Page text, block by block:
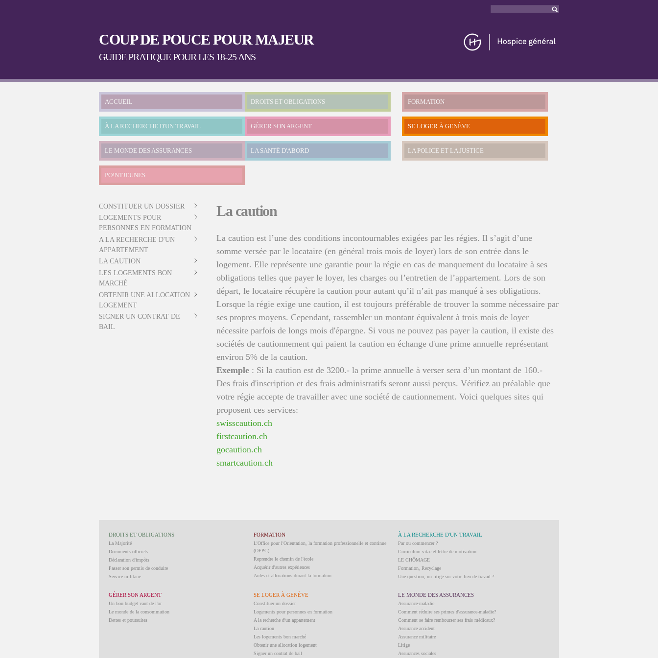
Formulaire
de recherche
Rechercher
COUP DE POUCE POUR MAJEUR
GUIDE PRATIQUE POUR LES 18-25 ANS
Menu principal
ACCUEIL DROITS ET OBLIGATIONS FORMATION
À LA RECHERCHE D'UN TRAVAIL GÉRER SON ARGENT SE LOGER À GENÈVE
LE MONDE DES ASSURANCES LA SANTÉ D'ABORD LA POLICE ET LA JUSTICE
PO!NTJEUNES
CONSTITUER UN DOSSIER
LOGEMENTS POUR
PERSONNES EN FORMATION
A LA RECHERCHE D'UN
APPARTEMENT
LA CAUTION
LES LOGEMENTS BON
MARCHÉ
OBTENIR UNE ALLOCATION
LOGEMENT
SIGNER UN CONTRAT DE
BAIL
La caution
La caution est l’une des conditions incontournables exigées par les régies. Il s’agit d’une
somme versée par le locataire (en général trois mois de loyer) lors de son entrée dans le
logement. Elle représente une garantie pour la régie en cas de manquement du locataire à ses
obligations telles que payer le loyer, les charges ou l’entretien de l’appartement. Lors de son
départ, le locataire récupère la caution pour autant qu’il n’ait pas manqué à ses obligations.
Lorsque la régie exige une caution, il est toujours préférable de trouver la somme nécessaire par
ses propres moyens. Cependant, rassembler un montant équivalent à trois mois de loyer
nécessite parfois de longs mois d'épargne. Si vous ne pouvez pas payer la caution, il existe des
sociétés de cautionnement qui paient la caution en échange d'une prime annuelle représentant
environ 5% de la caution.
Exemple : Si la caution est de 3200.- la prime annuelle à verser sera d’un montant de 160.-
Des frais d'inscription et des frais administratifs seront aussi perçus. Vérifiez au préalable que
votre régie accepte de travailler avec une société de cautionnement. Voici quelques sites qui
proposent ces services:
swisscaution.ch
firstcaution.ch
gocaution.ch
smartcaution.ch
DROITS ET OBLIGATIONS
La Majorité
Documents officiels
Déclaration d'impôts
Passer son permis de conduire
Service militaire
FORMATION
L'Office pour l'Orientation, la formation professionnelle et continue
(OFPC)
Reprendre le chemin de l'école
Acquérir d'autres expériences
Aides et allocations durant la formation
À LA RECHERCHE D'UN TRAVAIL
Par ou commencer ?
Curriculum vitae et lettre de motivation
LE CHÔMAGE
Formation, Recyclage
Une question, un litige sur votre lieu de travail ?
GÉRER SON ARGENT
Un bon budget vaut de l'or
Le monde de la consommation
Dettes et poursuites
SE LOGER À GENÈVE
Constituer un dossier
Logements pour personnes en formation
A la recherche d'un appartement
La caution
Les logements bon marché
Obtenir une allocation logement
Signer un contrat de bail
LE MONDE DES ASSURANCES
Assurance-maladie
Comment réduire ses primes d'assurance-maladie?
Comment se faire rembourser ses frais médicaux?
Assurance accident
Assurance militaire
Litige
Assurances sociales